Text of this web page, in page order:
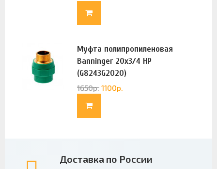
Муфта полипропиленовая
Banninger 20х3/4 НР
(G8243G2020)
1650р. 1100р.
Доставка по России